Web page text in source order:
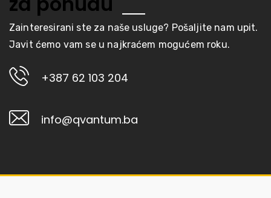
Zainteresirani ste za naše usluge? Pošaljite nam upit.
Javit ćemo vam se u najkraćem mogućem roku.
+387 62 103 204
info@qvantum.ba